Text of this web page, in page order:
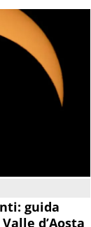
guida
d’Aosta